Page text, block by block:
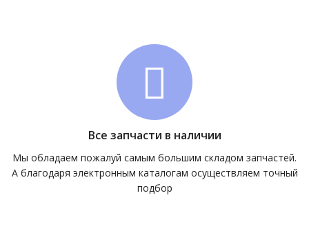
Все запчасти в наличии
Мы обладаем пожалуй самым большим складом запчастей.
А благодаря электронным каталогам осуществляем точный
подбор